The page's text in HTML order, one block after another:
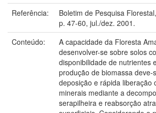
Referência:
Boletim de Pesquisa
p. 47-60, jul./dez. 2001.
Conteúdo:
A capacidade da Floresta
desenvolver-se sobre solos
disponibilidade de nutrientes
produção de biomassa deve-
deposição e rápida liberação
minerais mediante a
serapilheira e reabsorção